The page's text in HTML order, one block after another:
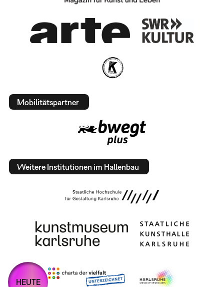
Mobilitätspartner
Weitere Institutionen im Hallenbau
HEUTE